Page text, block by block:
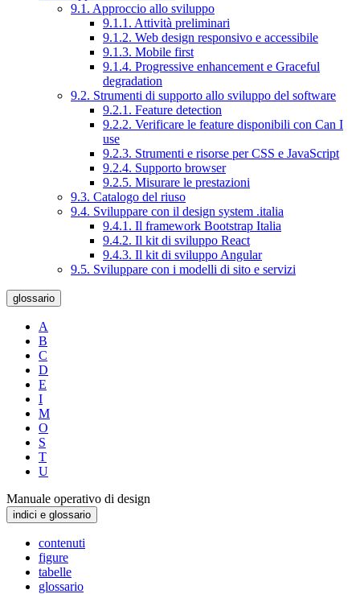
9.1. Approccio allo sviluppo
9.1.1. Attività preliminari
9.1.2. Web design responsivo e accessibile
9.1.3. Mobile first
9.1.4. Progressive enhancement e Graceful
degradation
9.2. Strumenti di supporto allo sviluppo del software
9.2.1. Feature detection
9.2.2. Verificare le feature disponibili con Can I
use
9.2.3. Strumenti e risorse per CSS e JavaScript
9.2.4. Supporto browser
9.2.5. Misurare le prestazioni
9.3. Catalogo del riuso
9.4. Sviluppare con il design system .italia
9.4.1. Il framework Bootstrap Italia
9.4.2. Il kit di sviluppo React
9.4.3. Il kit di sviluppo Angular
9.5. Sviluppare con i modelli di sito e servizi
glossario
A
B
C
D
E
I
M
O
S
T
U
Manuale operativo di design
indici e glossario
contenuti
figure
tabelle
glossario